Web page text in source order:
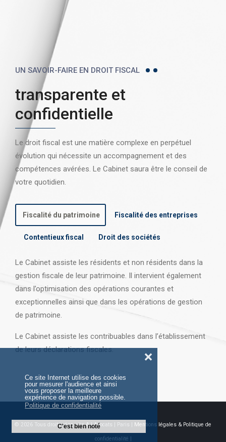
Ce site Internet utilise des cookies
pour mesurer l'audience et ainsi
vous proposer la meilleure
expérience de navigation possible.
Politique de confidentialité
C'est bien noté
❌
UN SAVOIR-FAIRE EN DROIT FISCAL
transparente et
confidentielle
Le droit fiscal est une matière complexe en perpétuel
évolution qui nécessite un accompagnement et des
compétences avérées. Le Cabinet saura être le conseil de
votre quotidien.
Fiscalité du patrimoine Fiscalité des entreprises
Contentieux fiscal Droit des sociétés
Le Cabinet assiste les résidents et non résidents dans la
gestion fiscale de leur patrimoine. Il intervient également
dans l’optimisation des opérations courantes et
exceptionnelles ainsi que dans les opérations de gestion
de patrimoine.
Le Cabinet assiste les contribuables dans l’établissement
de leurs déclarations fiscales.
© 2026 Tous droits réservés AJ Avocats | Paris | Mentions légales & Politique de
confidentialité |